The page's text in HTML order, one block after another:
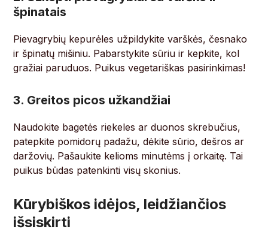
špinatais
Pievagrybių kepurėles užpildykite varškės, česnako
ir špinatų mišiniu. Pabarstykite sūriu ir kepkite, kol
gražiai paruduos. Puikus vegetariškas pasirinkimas!
3. Greitos picos užkandžiai
Naudokite bagetės riekeles ar duonos skrebučius,
patepkite pomidorų padažu, dėkite sūrio, dešros ar
daržovių. Pašaukite kelioms minutėms į orkaitę. Tai
puikus būdas patenkinti visų skonius.
Kūrybiškos idėjos, leidžiančios
išsiskirti